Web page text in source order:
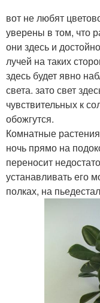
вот не любят
уверены в том, что
они здесь и
лучей на таких
здесь будет явно
света. зато свет
чувствительных к
обожгутся.
Комнатные
ночь прямо на
переносит
устанавливать его
полках, на